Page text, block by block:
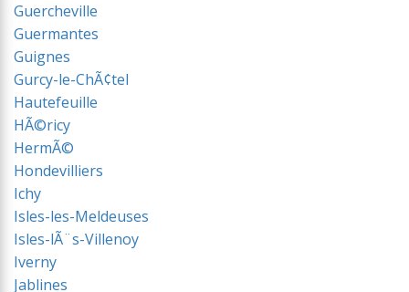
Guercheville
Guermantes
Guignes
Gurcy-le-ChÃ¢tel
Hautefeuille
HÃ©ricy
HermÃ©
Hondevilliers
Ichy
Isles-les-Meldeuses
Isles-lÃ¨s-Villenoy
Iverny
Jablines